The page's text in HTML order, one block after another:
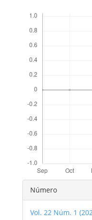
Detalles
del
Número
Vol. 22 Núm. 1